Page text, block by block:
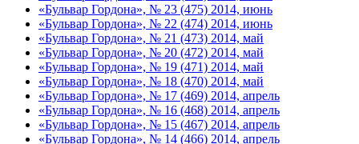
«Бульвар Гордона», № 23 (475) 2014, июнь
«Бульвар Гордона», № 22 (474) 2014, июнь
«Бульвар Гордона», № 21 (473) 2014, май
«Бульвар Гордона», № 20 (472) 2014, май
«Бульвар Гордона», № 19 (471) 2014, май
«Бульвар Гордона», № 18 (470) 2014, май
«Бульвар Гордона», № 17 (469) 2014, апрель
«Бульвар Гордона», № 16 (468) 2014, апрель
«Бульвар Гордона», № 15 (467) 2014, апрель
«Бульвар Гордона», № 14 (466) 2014, апрель